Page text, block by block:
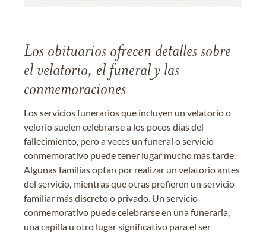
Los obituarios ofrecen detalles sobre
el velatorio, el funeral y las
conmemoraciones
Los servicios funerarios que incluyen un velatorio o
velorio suelen celebrarse a los pocos días del
fallecimiento, pero a veces un funeral o servicio
conmemorativo puede tener lugar mucho más tarde.
Algunas familias optan por realizar un velatorio antes
del servicio, mientras que otras prefieren un servicio
familiar más discreto o privado. Un servicio
conmemorativo puede celebrarse en una funeraria,
una capilla u otro lugar significativo para el ser